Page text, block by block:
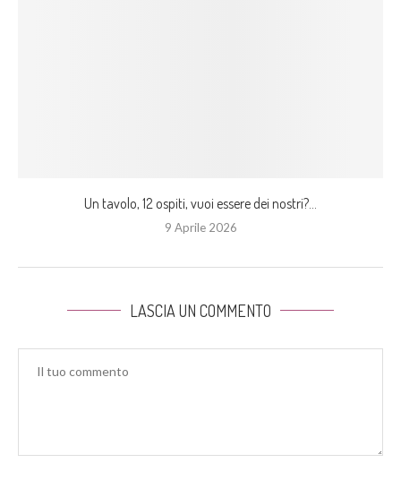
Un tavolo, 12 ospiti, vuoi essere dei nostri?...
9 Aprile 2026
LASCIA UN COMMENTO